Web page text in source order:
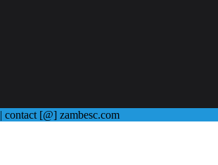
| contact [@] zambesc.com